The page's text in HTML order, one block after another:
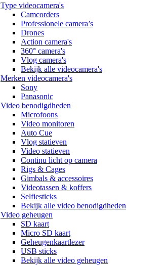
Type videocamera's
Camcorders
Professionele camera’s
Drones
Action camera's
360° camera's
Vlog camera's
Bekijk alle videocamera's
Merken videocamera's
Sony
Panasonic
Video benodigdheden
Microfoons
Video monitoren
Auto Cue
Vlog statieven
Video statieven
Continu licht op camera
Rigs & Cages
Gimbals & accessoires
Videotassen & koffers
Selfiesticks
Bekijk alle video benodigdheden
Video geheugen
SD kaart
Micro SD kaart
Geheugenkaartlezer
USB sticks
Bekijk alle video geheugen